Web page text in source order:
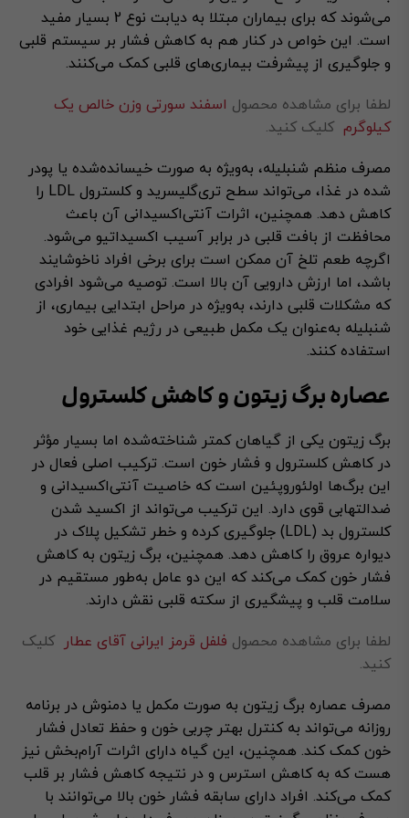
می‌شوند که برای بیماران مبتلا به دیابت نوع 2 بسیار مفید
است. این خواص در کنار هم به کاهش فشار بر سیستم قلبی
و جلوگیری از پیشرفت بیماری‌های قلبی کمک می‌کنند.
لطفا برای مشاهده محصول اسفند سورتی وزن خالص یک
کیلوگرم کلیک کنید.
مصرف منظم شنبلیله، به‌ویژه به صورت خیسانده‌شده یا پودر
شده در غذا، می‌تواند سطح تری‌گلیسرید و کلسترول LDL را
کاهش دهد. همچنین، اثرات آنتی‌اکسیدانی آن باعث
محافظت از بافت قلبی در برابر آسیب اکسیداتیو می‌شود.
اگرچه طعم تلخ آن ممکن است برای برخی افراد ناخوشایند
باشد، اما ارزش دارویی آن بالا است. توصیه می‌شود افرادی
که مشکلات قلبی دارند، به‌ویژه در مراحل ابتدایی بیماری، از
شنبلیله به‌عنوان یک مکمل طبیعی در رژیم غذایی خود
استفاده کنند.
عصاره برگ زیتون و کاهش کلسترول
برگ زیتون یکی از گیاهان کمتر شناخته‌شده اما بسیار مؤثر
در کاهش کلسترول و فشار خون است. ترکیب اصلی فعال در
این برگ‌ها اولئوروپئین است که خاصیت آنتی‌اکسیدانی و
ضدالتهابی قوی دارد. این ترکیب می‌تواند از اکسید شدن
کلسترول بد (LDL) جلوگیری کرده و خطر تشکیل پلاک در
دیواره عروق را کاهش دهد. همچنین، برگ زیتون به کاهش
فشار خون کمک می‌کند که این دو عامل به‌طور مستقیم در
سلامت قلب و پیشگیری از سکته قلبی نقش دارند.
لطفا برای مشاهده محصول فلفل قرمز ایرانی آقای عطار کلیک
کنید.
مصرف عصاره برگ زیتون به صورت مکمل یا دمنوش در برنامه
روزانه می‌تواند به کنترل بهتر چربی خون و حفظ تعادل فشار
خون کمک کند. همچنین، این گیاه دارای اثرات آرام‌بخش نیز
هست که به کاهش استرس و در نتیجه کاهش فشار بر قلب
کمک می‌کند. افراد دارای سابقه فشار خون بالا می‌توانند با